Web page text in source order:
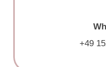
+49